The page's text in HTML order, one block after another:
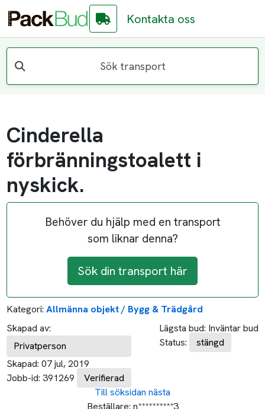
Kontakta oss
Sök transport
Cinderella
förbränningstoalett i
nyskick.
Behöver du hjälp med en transport
som liknar denna?
Sök din transport här
Kategori: Allmänna objekt / Bygg & Trädgård
Skapad av:
Privatperson
Skapad: 07 jul, 2019
Jobb-id: 391269 Verifierad
Lägsta bud: Inväntar bud
Status:
stängd
Till söksidan nästa
Beställare: n**********3